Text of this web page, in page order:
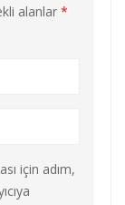
alanlar *
için adım,